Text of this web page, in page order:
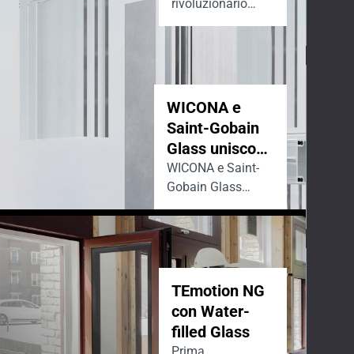
rivoluzionario
delle facciate
WICONA e
Saint-Gobain
Glass uniscono
le forze per
guidare il
mercato verso
facciate a
basse
emissioni di
carbonio
WICONA e Saint-
Gobain Glass
uniscono le forze
per accelerare la
decarbonizzazione,
supportando il
settore edilizio
nella progettazione
di facciate
sostenibili
TEmotion NG
con Water-
filled Glass